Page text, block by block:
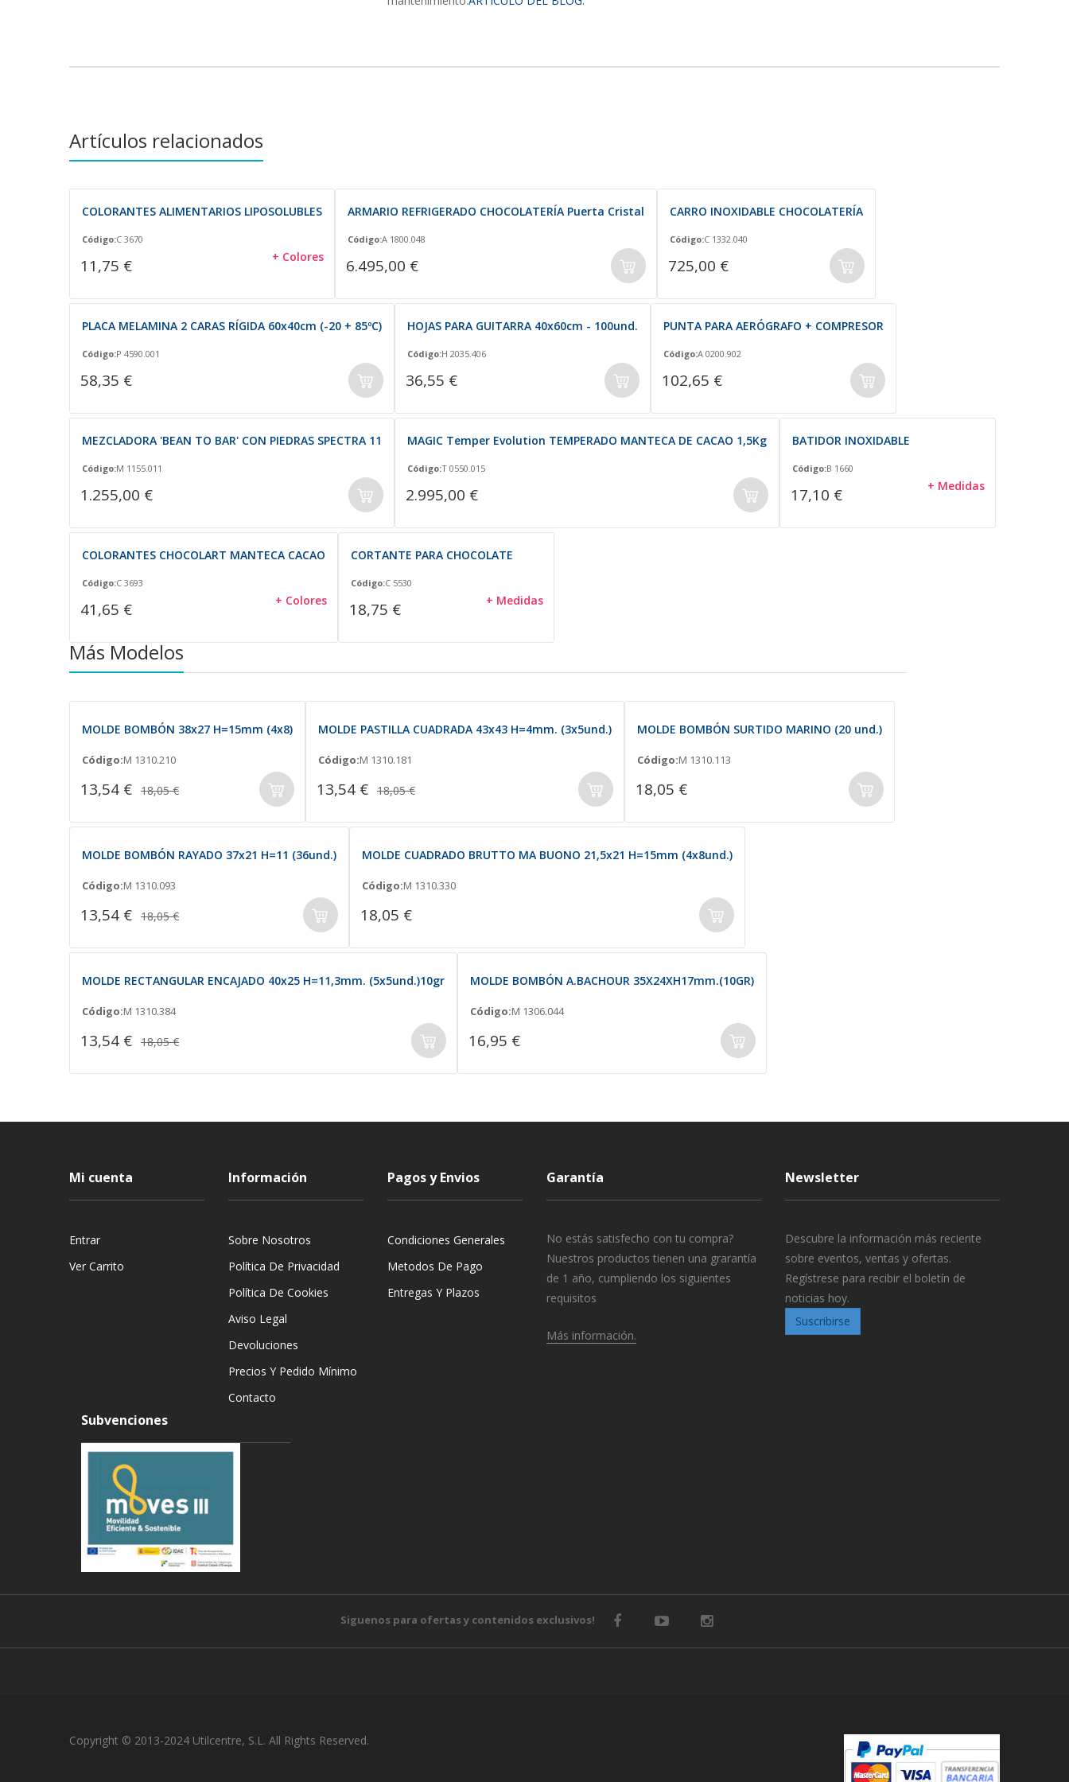
Artículos relacionados
COLORANTES ALIMENTARIOS LIPOSOLUBLES
Código:C 3670
11,75 € + Colores
ARMARIO REFRIGERADO CHOCOLATERÍA Puerta Cristal
Código:A 1800.048
6.495,00 €
CARRO INOXIDABLE CHOCOLATERÍA
Código:C 1332.040
725,00 €
PLACA MELAMINA 2 CARAS RÍGIDA 60x40cm (-20 + 85ºC)
Código:P 4590.001
58,35 €
HOJAS PARA GUITARRA 40x60cm - 100und.
Código:H 2035.406
36,55 €
PUNTA PARA AERÓGRAFO + COMPRESOR
Código:A 0200.902
102,65 €
MEZCLADORA 'BEAN TO BAR' CON PIEDRAS SPECTRA 11
Código:M 1155.011
1.255,00 €
MAGIC Temper Evolution TEMPERADO MANTECA DE CACAO 1,5Kg
Código:T 0550.015
2.995,00 €
BATIDOR INOXIDABLE
Código:B 1660
17,10 € + Medidas
COLORANTES CHOCOLART MANTECA CACAO
Código:C 3693
41,65 € + Colores
CORTANTE PARA CHOCOLATE
Código:C 5530
18,75 € + Medidas
Más Modelos
MOLDE BOMBÓN 38x27 H=15mm (4x8)
Código:M 1310.210
13,54 € 18,05 €
MOLDE PASTILLA CUADRADA 43x43 H=4mm. (3x5und.)
Código:M 1310.181
13,54 € 18,05 €
MOLDE BOMBÓN SURTIDO MARINO (20 und.)
Código:M 1310.113
18,05 €
MOLDE BOMBÓN RAYADO 37x21 H=11 (36und.)
Código:M 1310.093
13,54 € 18,05 €
MOLDE CUADRADO BRUTTO MA BUONO 21,5x21 H=15mm (4x8und.)
Código:M 1310.330
18,05 €
MOLDE RECTANGULAR ENCAJADO 40x25 H=11,3mm. (5x5und.)10gr
Código:M 1310.384
13,54 € 18,05 €
MOLDE BOMBÓN A.BACHOUR 35X24XH17mm.(10GR)
Código:M 1306.044
16,95 €
Mi cuenta
Entrar
Ver Carrito
Información
Sobre Nosotros
Política De Privacidad
Política De Cookies
Aviso Legal
Devoluciones
Precios Y Pedido Mínimo
Contacto
Pagos y Envios
Condiciones Generales
Metodos De Pago
Entregas Y Plazos
Garantía
No estás satisfecho con tu compra?
Nuestros productos tienen una grarantía
de 1 año, cumpliendo los siguientes
requisitos
Más información.
Newsletter
Descubre la información más reciente
sobre eventos, ventas y ofertas.
Regístrese para recibir el boletín de
noticias hoy.
Suscribirse
Subvenciones
Siguenos para ofertas y contenidos exclusivos!
Copyright © 2013-2024 Utilcentre, S.L. All Rights Reserved.